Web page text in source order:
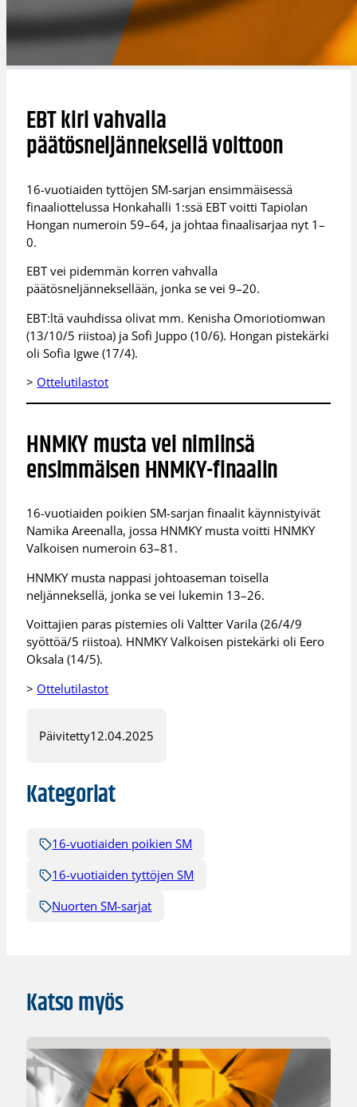
EBT kiri vahvalla
päätösneljänneksellä voittoon
16-vuotiaiden tyttöjen SM-sarjan ensimmäisessä
finaaliottelussa Honkahalli 1:ssä EBT voitti Tapiolan
Hongan numeroin 59–64, ja johtaa finaalisarjaa nyt 1–
0.
EBT vei pidemmän korren vahvalla
päätösneljänneksellään, jonka se vei 9–20.
EBT:ltä vauhdissa olivat mm. Kenisha Omoriotiomwan
(13/10/5 riistoa) ja Sofi Juppo (10/6). Hongan pistekärki
oli Sofia Igwe (17/4).
> Ottelutilastot
HNMKY musta vei nimiinsä
ensimmäisen HNMKY-finaalin
16-vuotiaiden poikien SM-sarjan finaalit käynnistyivät
Namika Areenalla, jossa HNMKY musta voitti HNMKY
Valkoisen numeroin 63–81.
HNMKY musta nappasi johtoaseman toisella
neljänneksellä, jonka se vei lukemin 13–26.
Voittajien paras pistemies oli Valtter Varila (26/4/9
syöttöä/5 riistoa). HNMKY Valkoisen pistekärki oli Eero
Oksala (14/5).
> Ottelutilastot
Päivitetty12.04.2025
Kategoriat
16-vuotiaiden poikien SM
16-vuotiaiden tyttöjen SM
Nuorten SM-sarjat
Katso myös